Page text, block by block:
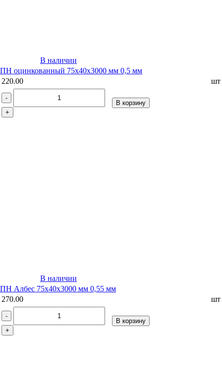
В наличии
ПН оцинкованный 75х40х3000 мм 0,5 мм
220.00
шт
-
+
В корзину
В наличии
ПН Албес 75х40х3000 мм 0,55 мм
270.00
шт
-
+
В корзину